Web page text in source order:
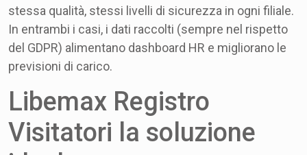
stessa qualità, stessi livelli di sicurezza in ogni filiale.
In entrambi i casi, i dati raccolti (sempre nel rispetto
del GDPR) alimentano dashboard HR e migliorano le
previsioni di carico.
Libemax Registro
Visitatori la soluzione